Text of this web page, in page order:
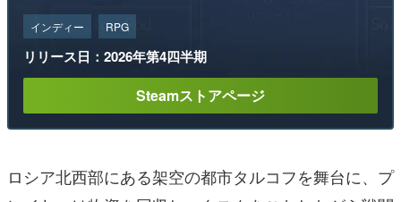
インディー RPG
リリース日：2026年第4四半期
Steamストアページ
ロシア北西部にある架空の都市タルコフを舞台に、プ